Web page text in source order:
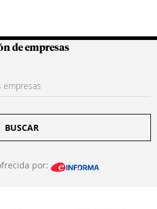
Colombianas
de empresas
BUSCAR
por: